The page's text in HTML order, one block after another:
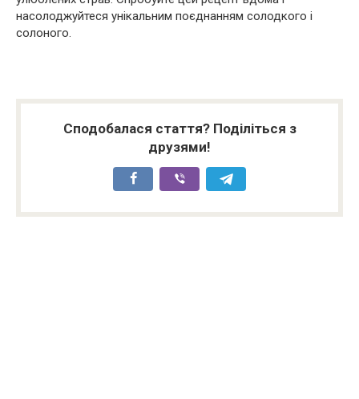
насолоджуйтеся унікальним поєднанням солодкого і
солоного.
Сподобалася стаття? Поділіться з
друзями!